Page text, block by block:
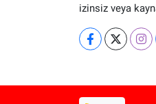
izinsiz veya